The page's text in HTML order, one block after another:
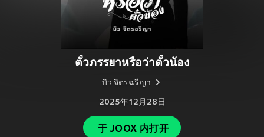
ตั๋วภรรยาหรือว่าตั๋วน้อง
บิว จิตรฉรีญา
2025年12月28日
于 JOOX 内打开